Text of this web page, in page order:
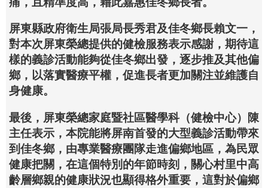
屏東縣政府衛生局張局長秀君及佳冬鄉長賴文一，
對本次屏東榮總提供的健檢服務表示感謝，期待這
樣的義診活動能夠從佳冬鄉出發，逐步推及其他偏
鄉，以落實醫療平權，促進長者更加關注並維護自
身健康。
最後，屏東榮總家庭暨社區醫學科（健檢中心）陳
主任表示，本院能將屏南首發的大型義診活動帶來
到佳冬鄉，由專業醫療團隊走進偏鄉地區，為民眾
健康把關，在這個特別的年節時刻，關心村里中高
齡層鄉親的健康狀況也顯得格外重要，這對於偏鄉